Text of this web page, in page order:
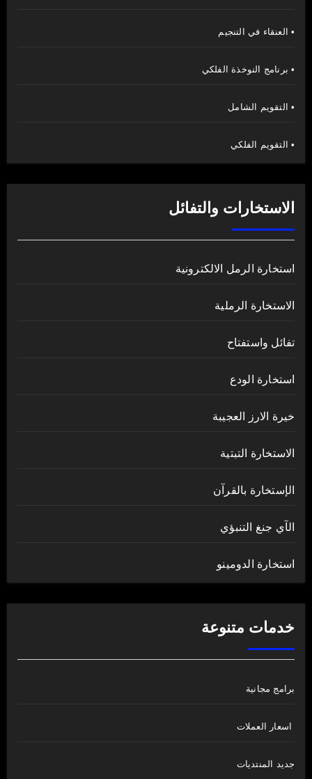
• العنقاء في التنجيم
• برنامج النوخذة الفلكي
• التقويم الشامل
• التقويم الفلكي
الاستخارات والتفائل
استخارة الرمل الالكترونية
الاستخارة الرملية
تفائل واستفتاح
استخارة الودع
خيرة الارز العجيبة
الاستخارة التبتية
الإستخارة بالقرآن
الآي جنغ التنبؤي
استخارة الدومينو
خدمات متنوعة
برامج مجانية
اسعار العملات
جديد المنتديات